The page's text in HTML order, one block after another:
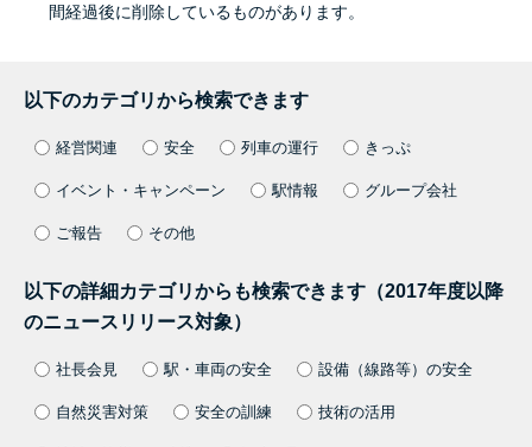
間経過後に削除しているものがあります。
以下のカテゴリから検索できます
経営関連 安全 列車の運行 きっぷ
イベント・キャンペーン 駅情報 グループ会社
ご報告 その他
以下の詳細カテゴリからも検索できます（2017年度以降
のニュースリリース対象）
社長会見 駅・車両の安全 設備（線路等）の安全
自然災害対策 安全の訓練 技術の活用